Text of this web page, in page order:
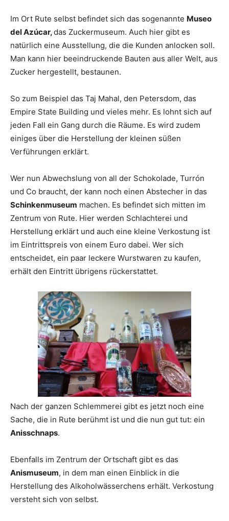
Im Ort Rute selbst befindet sich das sogenannte Museo
del Azúcar,das Zuckermuseum. Auch hier gibt es
natürlich eine Ausstellung, die die Kunden anlocken soll.
Man kann hier beeindruckende Bauten aus aller Welt, aus
Zucker hergestellt, bestaunen.
So zum Beispiel das Taj Mahal, den Petersdom, das
Empire State Building und vieles mehr. Es lohnt sich auf
jeden Fall ein Gang durch die Räume. Es wird zudem
einiges über die Herstellung der kleinen süßen
Verführungen erklärt.
Wer nun Abwechslung von all der Schokolade, Turrón
und Co braucht, der kann noch einen Abstecher in das
Schinkenmuseum machen. Es befindet sich mitten im
Zentrum von Rute. Hier werden Schlachterei und
Herstellung erklärt und auch eine kleine Verkostung ist
im Eintrittspreis von einem Euro dabei. Wer sich
entscheidet, ein paar leckere Wurstwaren zu kaufen,
erhält den Eintritt übrigens rückerstattet.
Nach der ganzen Schlemmerei gibt es jetzt noch eine
Sache, die in Rute berühmt ist und die nun gut tut: ein
Anisschnaps.
Ebenfalls im Zentrum der Ortschaft gibt es das
Anismuseum, in dem man einen Einblick in die
Herstellung des Alkoholwässerchens erhält. Verkostung
versteht sich von selbst.